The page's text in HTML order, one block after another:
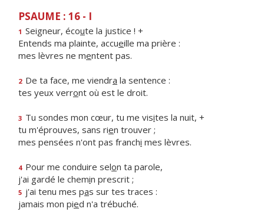
PSAUME : 16 - I
1 Seigneur, écoute la justice ! +
Entends ma plainte, accueille ma prière :
mes lèvres ne mentent pas.
2 De ta face, me viendra la sentence :
tes yeux verront où est le droit.
3 Tu sondes mon cœur, tu me visites la nuit, +
tu m'éprouves, sans rien trouver ;
mes pensées n'ont pas franchi mes lèvres.
4 Pour me conduire selon ta parole,
j'ai gardé le chemin prescrit ;
5 j'ai tenu mes pas sur tes traces :
jamais mon pied n'a trébuché.